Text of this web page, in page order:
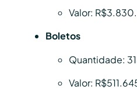
Valor:
Boletos
Quantidade:
Valor: